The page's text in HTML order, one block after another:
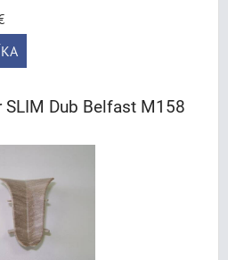
SLIM Dub Belfast M158